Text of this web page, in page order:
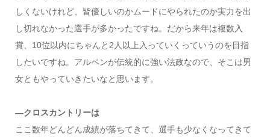
しくないけれど、皆優しいのかムードにやられたのか実力を出
し切れなかった選手が多かったですね。だから来年は複数入
賞、10位以内にちゃんと2人以上入っていくっていうのを目指
したいですね。アルペンが伝統的に強い法政なので、そこは男
女ともやっていきたいなと思います。
―クロスカントリーは
ここ数年どんどん成績が落ちてきて、選手も少なくなってきて